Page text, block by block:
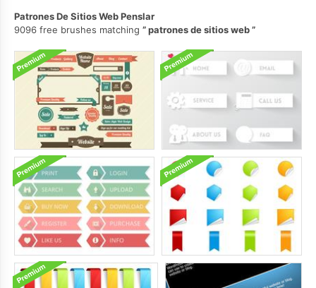
Patrones De Sitios Web Penslar
9096 free brushes matching
patrones de sitios web